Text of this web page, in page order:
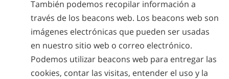
También podemos recopilar información a
través de los beacons web. Los beacons web son
imágenes electrónicas que pueden ser usadas
en nuestro sitio web o correo electrónico.
Podemos utilizar beacons web para entregar las
cookies, contar las visitas, entender el uso y la